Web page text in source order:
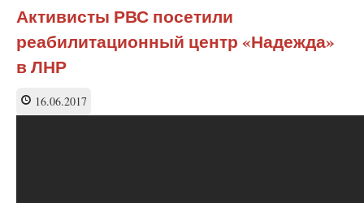
России
—
детям
Активисты РВС посетили
реабилитационный центр «Надежда»
в ЛНР
16.06.2017